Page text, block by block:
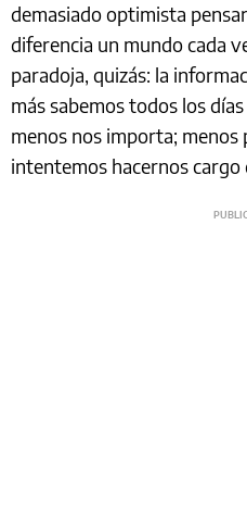
demasiado optimista
diferencia un mundo cada
paradoja, quizás: la
más sabemos todos los
menos nos importa; menos
intentemos hacernos cargo